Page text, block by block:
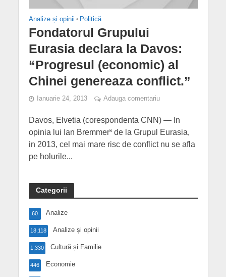
Analize și opinii • Politică
Fondatorul Grupului
Eurasia declara la Davos:
“Progresul (economic) al
Chinei genereaza conflict.”
Ianuarie 24, 2013 Adauga comentariu
Davos, Elvetia (corespondenta CNN) — In
opinia lui Ian Bremmer˟ de la Grupul Eurasia,
in 2013, cel mai mare risc de conflict nu se afla
pe holurile...
Categorii
Analize
60
Analize și opinii
18,118
Cultură și Familie
1,330
Economie
446